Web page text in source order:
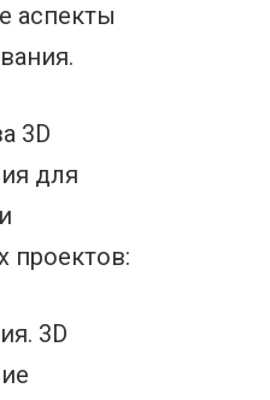
аспекты
3D
для
проектов:
3D